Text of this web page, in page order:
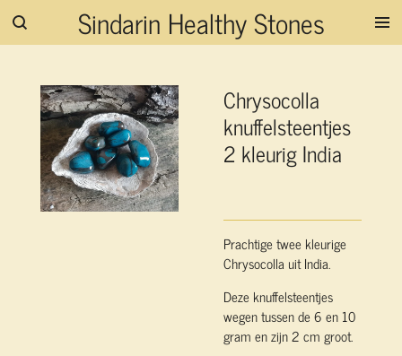
Ga
hoofdinhoud
Sindarin Healthy Stones
Chrysocolla
knuffelsteentjes
2 kleurig India
Prachtige twee kleurige
Chrysocolla uit India.
Deze knuffelsteentjes
wegen tussen de 6 en 10
gram en zijn 2 cm groot.